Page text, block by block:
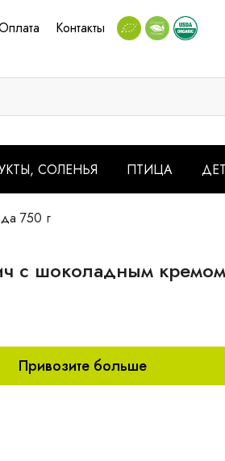
Контакты
СОЛЕНЬЯ ПТИЦА
750 г
с шоколадным
Привозите больше